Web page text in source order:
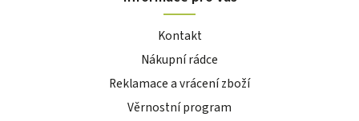
Kontakt
Nákupní rádce
Reklamace a vrácení zboží
Věrnostní program